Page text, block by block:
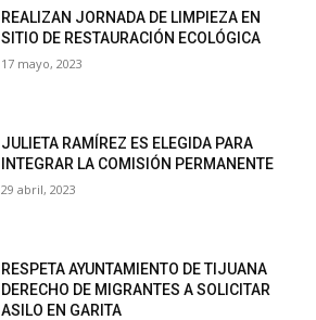
REALIZAN JORNADA DE LIMPIEZA EN
SITIO DE RESTAURACIÓN ECOLÓGICA
17 mayo, 2023
JULIETA RAMÍREZ ES ELEGIDA PARA
INTEGRAR LA COMISIÓN PERMANENTE
29 abril, 2023
RESPETA AYUNTAMIENTO DE TIJUANA
DERECHO DE MIGRANTES A SOLICITAR
ASILO EN GARITA